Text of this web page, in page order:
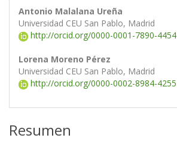
Antonio Malalana Ureña
Universidad CEU San Pablo, Madrid
http://orcid.org/0000-0001-7890-4454
Lorena Moreno Pérez
Universidad CEU San Pablo, Madrid
http://orcid.org/0000-0002-8984-4255
Resumen